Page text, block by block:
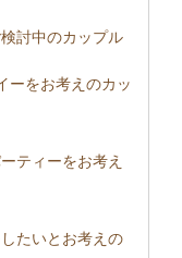
討中のカップル
ーをお考えのカッ
ティーをお考え
たいとお考えの